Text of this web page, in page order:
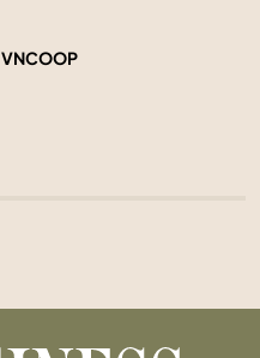
VNCOOP